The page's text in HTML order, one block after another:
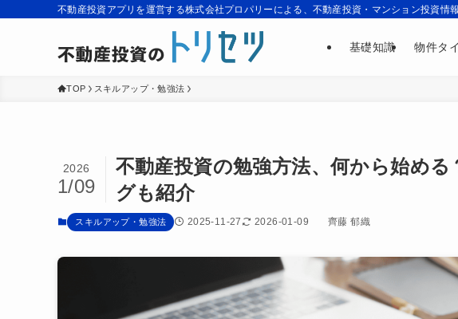
不動産投資アプリを運営する株式会社プロパリーによる、不動産投資・マンション投資情
基礎知識 物件タ
TOP スキルアップ・勉強法
不動産投資の勉強方法、何から始め
グも紹介
2026
1/09
スキルアップ・勉強法 2025-11-27 2026-01-09 齊藤 郁織